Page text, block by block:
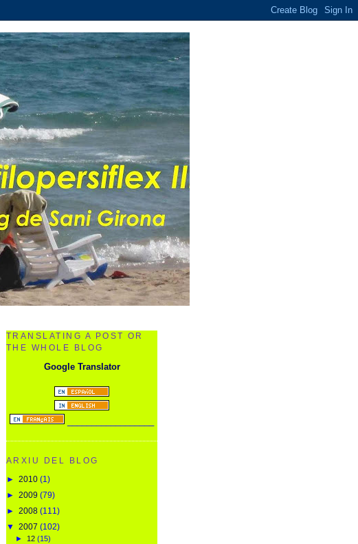
TRANSLATING A POST OR
THE WHOLE BLOG
Google Translator
ARXIU DEL BLOG
► 2010 (1)
► 2009 (79)
► 2008 (111)
▼ 2007 (102)
► 12 (15)